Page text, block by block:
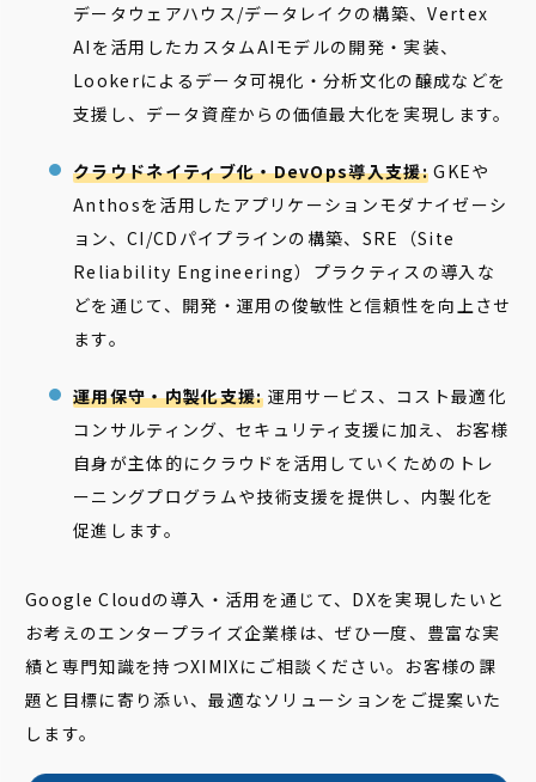
データウェアハウス/データレイクの構築、Vertex
AIを活用したカスタムAIモデルの開発・実装、
Lookerによるデータ可視化・分析文化の醸成などを
支援し、データ資産からの価値最大化を実現します。
クラウドネイティブ化・DevOps導入支援: GKEや
Anthosを活用したアプリケーションモダナイゼーシ
ョン、CI/CDパイプラインの構築、SRE（Site
Reliability Engineering）プラクティスの導入な
どを通じて、開発・運用の俊敏性と信頼性を向上させ
ます。
運用保守・内製化支援:運用サービス、コスト最適化
コンサルティング、セキュリティ支援に加え、お客様
自身が主体的にクラウドを活用していくためのトレ
ーニングプログラムや技術支援を提供し、内製化を
促進します。
Google Cloudの導入・活用を通じて、DXを実現したいと
お考えのエンタープライズ企業様は、ぜひ一度、豊富な実
績と専門知識を持つXIMIXにご相談ください。お客様の課
題と目標に寄り添い、最適なソリューションをご提案いた
します。